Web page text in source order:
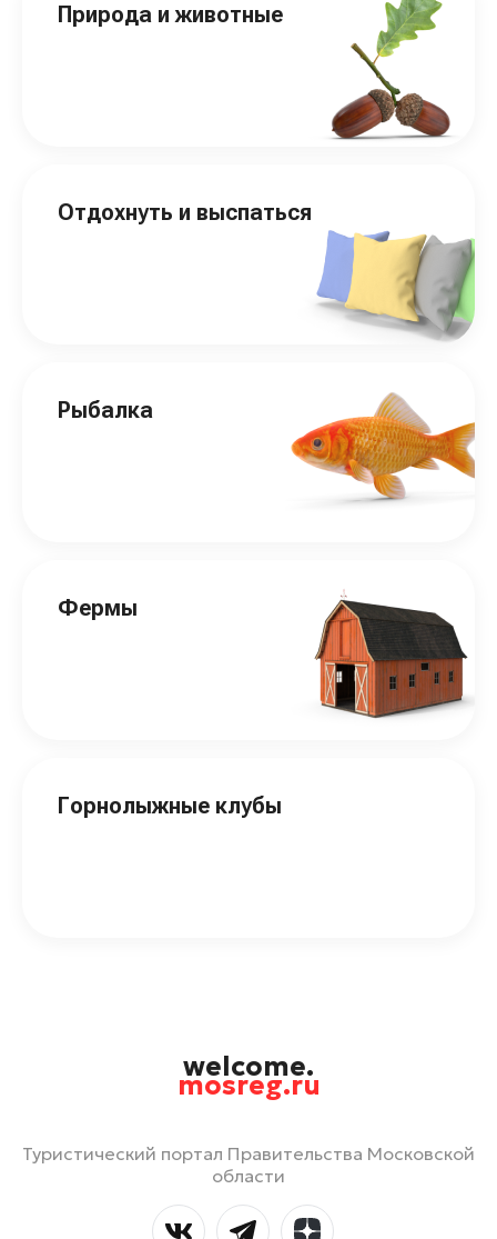
Природа и животные
Отдохнуть и выспаться
Рыбалка
Фермы
Горнолыжные клубы
welcome.
mosreg.ru
Туристический портал Правительства Московской
области